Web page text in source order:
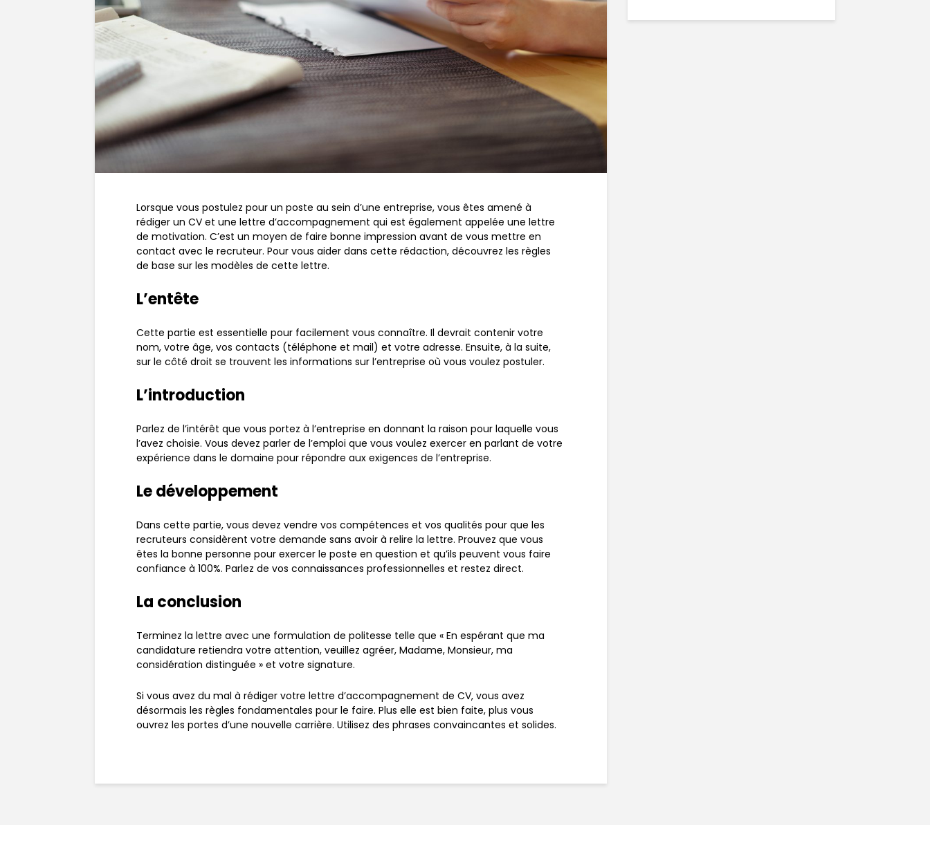
Lorsque vous postulez pour un poste au sein d’une entreprise, vous êtes amené à
rédiger un CV et une lettre d’accompagnement qui est également appelée une lettre
de motivation. C’est un moyen de faire bonne impression avant de vous mettre en
contact avec le recruteur. Pour vous aider dans cette rédaction, découvrez les règles
de base sur les modèles de cette lettre.
L’entête
Cette partie est essentielle pour facilement vous connaître. Il devrait contenir votre
nom, votre âge, vos contacts (téléphone et mail) et votre adresse. Ensuite, à la suite,
sur le côté droit se trouvent les informations sur l’entreprise où vous voulez postuler.
L’introduction
Parlez de l’intérêt que vous portez à l’entreprise en donnant la raison pour laquelle vous
l’avez choisie. Vous devez parler de l’emploi que vous voulez exercer en parlant de votre
expérience dans le domaine pour répondre aux exigences de l’entreprise.
Le développement
Dans cette partie, vous devez vendre vos compétences et vos qualités pour que les
recruteurs considèrent votre demande sans avoir à relire la lettre. Prouvez que vous
êtes la bonne personne pour exercer le poste en question et qu’ils peuvent vous faire
confiance à 100%. Parlez de vos connaissances professionnelles et restez direct.
La conclusion
Terminez la lettre avec une formulation de politesse telle que « En espérant que ma
candidature retiendra votre attention, veuillez agréer, Madame, Monsieur, ma
considération distinguée » et votre signature.
Si vous avez du mal à rédiger votre lettre d’accompagnement de CV, vous avez
désormais les règles fondamentales pour le faire. Plus elle est bien faite, plus vous
ouvrez les portes d’une nouvelle carrière. Utilisez des phrases convaincantes et solides.